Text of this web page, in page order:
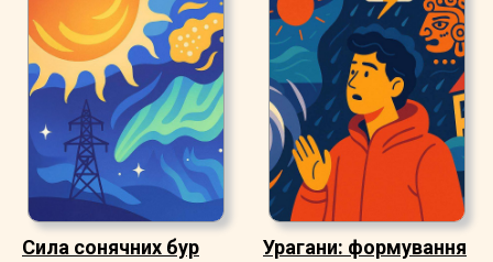
Сила сонячних бур Урагани: формування